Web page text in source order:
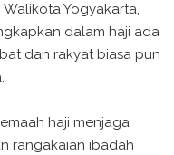
Yogyakarta,
dalam haji ada
dan rakyat biasa pun
haji menjaga
rangakaian ibadah